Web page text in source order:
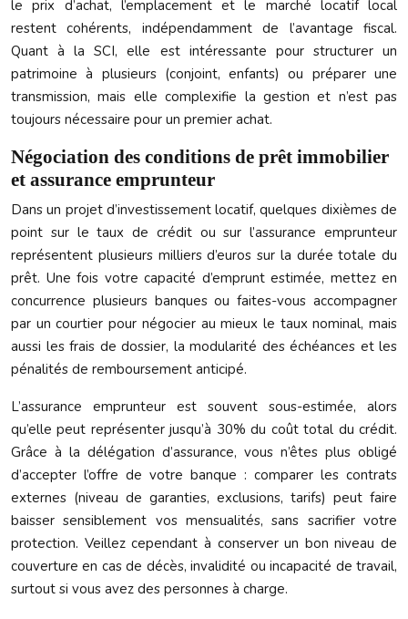
le prix d’achat, l’emplacement et le marché locatif local
restent cohérents, indépendamment de l’avantage fiscal.
Quant à la SCI, elle est intéressante pour structurer un
patrimoine à plusieurs (conjoint, enfants) ou préparer une
transmission, mais elle complexifie la gestion et n’est pas
toujours nécessaire pour un premier achat.
Négociation des conditions de prêt immobilier
et assurance emprunteur
Dans un projet d’investissement locatif, quelques dixièmes de
point sur le taux de crédit ou sur l’assurance emprunteur
représentent plusieurs milliers d’euros sur la durée totale du
prêt. Une fois votre capacité d’emprunt estimée, mettez en
concurrence plusieurs banques ou faites-vous accompagner
par un courtier pour négocier au mieux le taux nominal, mais
aussi les frais de dossier, la modularité des échéances et les
pénalités de remboursement anticipé.
L’assurance emprunteur est souvent sous-estimée, alors
qu’elle peut représenter jusqu’à 30% du coût total du crédit.
Grâce à la délégation d’assurance, vous n’êtes plus obligé
d’accepter l’offre de votre banque : comparer les contrats
externes (niveau de garanties, exclusions, tarifs) peut faire
baisser sensiblement vos mensualités, sans sacrifier votre
protection. Veillez cependant à conserver un bon niveau de
couverture en cas de décès, invalidité ou incapacité de travail,
surtout si vous avez des personnes à charge.